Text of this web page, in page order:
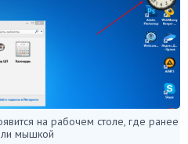
на рабочем столе, где ранее
мышкой